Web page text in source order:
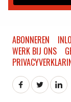
ABONNEREN
WERK BIJ ONS